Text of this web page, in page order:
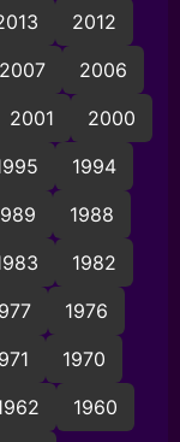
2012
2007
2006
2001
2000
1994
1988
1982
1976
1970
1960